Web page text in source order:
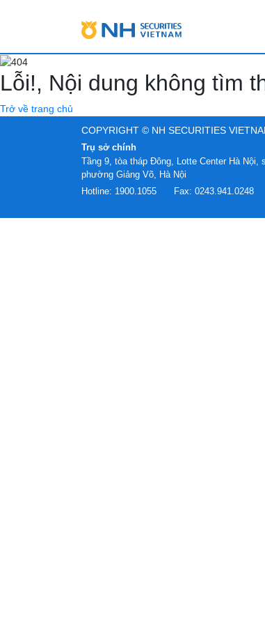
Lỗi!, Nội dung không tìm
Trở về trang chủ
COPYRIGHT © NH SECURITIES
Trụ sở chính
Tầng 9, tòa tháp Đông, Lotte Center Hà Nội,
phường Giảng Võ, Hà Nội
Hotline: 1900.1055 Fax: 0243.941.0248